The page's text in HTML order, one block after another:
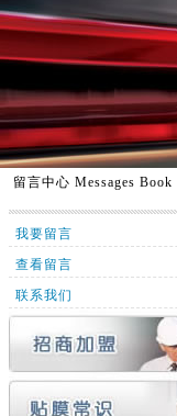
留言中心 Messages Book
我要留言
查看留言
联系我们